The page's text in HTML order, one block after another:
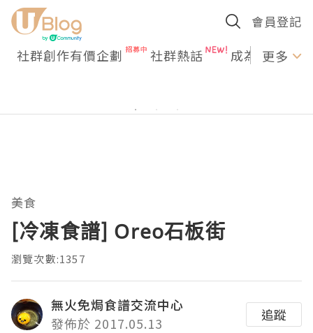
會員登記
社群創作有價企劃 社群熱話 成為U更多
美食
[冷凍食譜] Oreo石板街
瀏覽次數:1357
無火免焗食譜交流中心
發佈於 2017.05.13
追蹤